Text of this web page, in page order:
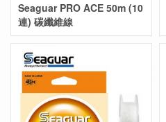
Seaguar PRO ACE 50m (10
連) 碳纖維線